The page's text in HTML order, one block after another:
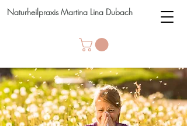
Naturheilpraxis Martina Lina Dubach